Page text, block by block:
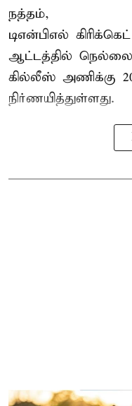
நத்தம்,
டிஎன்பிஎல்
ஆட்டத்தில் நெல்லை
கில்லீஸ் அணிக்கு
நிர்ணயித்துள்ளது.